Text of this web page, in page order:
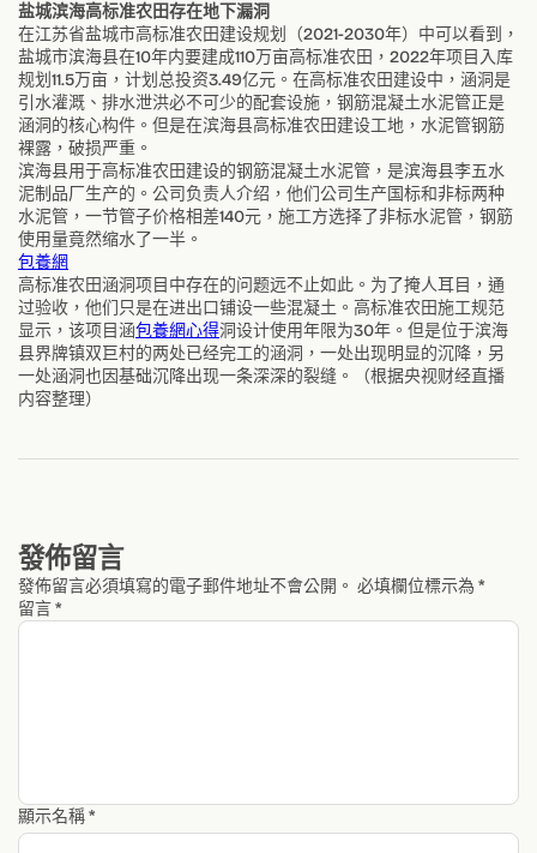
盐城滨海高标准农田存在地下漏洞
在江苏省盐城市高标准农田建设规划（2021-2030年）中可以看到，
盐城市滨海县在10年内要建成110万亩高标准农田，2022年项目入库
规划11.5万亩，计划总投资3.49亿元。在高标准农田建设中，涵洞是
引水灌溉、排水泄洪必不可少的配套设施，钢筋混凝土水泥管正是
涵洞的核心构件。但是在滨海县高标准农田建设工地，水泥管钢筋
裸露，破损严重。
滨海县用于高标准农田建设的钢筋混凝土水泥管，是滨海县李五水
泥制品厂生产的。公司负责人介绍，他们公司生产国标和非标两种
水泥管，一节管子价格相差140元，施工方选择了非标水泥管，钢筋
使用量竟然缩水了一半。
包養網
高标准农田涵洞项目中存在的问题远不止如此。为了掩人耳目，通
过验收，他们只是在进出口铺设一些混凝土。高标准农田施工规范
显示，该项目涵包養網心得洞设计使用年限为30年。但是位于滨海
县界牌镇双巨村的两处已经完工的涵洞，一处出现明显的沉降，另
一处涵洞也因基础沉降出现一条深深的裂缝。（根据央视财经直播
内容整理）
發佈留言
發佈留言必須填寫的電子郵件地址不會公開。 必填欄位標示為 *
留言*
顯示名稱*